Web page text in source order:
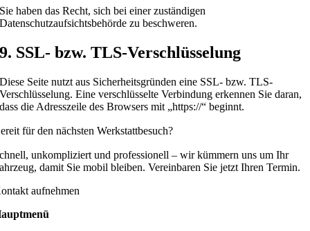
Sie haben das Recht, sich bei einer zuständigen
Datenschutzaufsichtsbehörde zu beschweren.
9. SSL- bzw. TLS-Verschlüsselung
Diese Seite nutzt aus Sicherheitsgründen eine SSL- bzw. TLS-
Verschlüsselung. Eine verschlüsselte Verbindung erkennen Sie daran,
dass die Adresszeile des Browsers mit „https://“ beginnt.
für den nächsten Werkstattbesuch?
unkompliziert und professionell – wir kümmern uns um Ihr
damit Sie mobil bleiben. Vereinbaren Sie jetzt Ihren Termin.
aufnehmen